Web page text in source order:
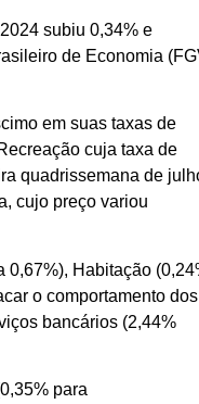
subiu 0,34% e
de Economia
em suas taxas de
cuja taxa de
quadrissemana de
cujo preço variou
0,67%), Habitação
o comportamento dos
bancários (2,44%
para